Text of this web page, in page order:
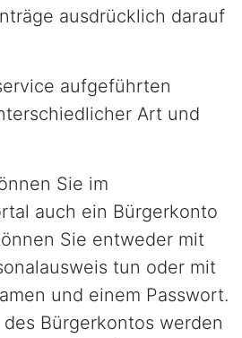
ausdrücklich darauf
aufgeführten
Art und
Sie im
auch ein Bürgerkonto
Sie entweder mit
tun oder mit
und einem Passwort.
Bürgerkontos werden